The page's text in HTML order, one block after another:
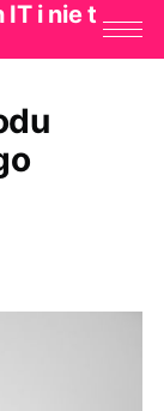
IT i nie t